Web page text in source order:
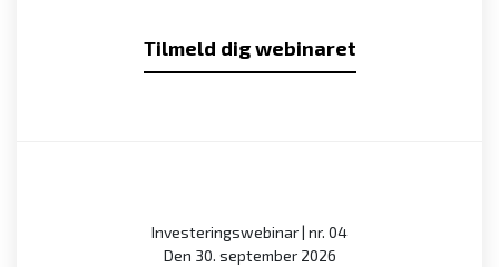
Tilmeld dig webinaret
Investeringswebinar | nr. 04
Den 30. september 2026